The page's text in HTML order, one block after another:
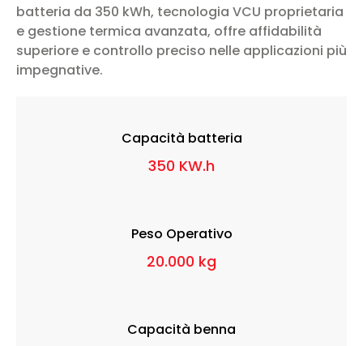
batteria da 350 kWh, tecnologia VCU proprietaria
e gestione termica avanzata, offre affidabilità
superiore e controllo preciso nelle applicazioni più
impegnative.
Capacità batteria
350 KW.h
Peso Operativo
20.000 kg
Capacità benna